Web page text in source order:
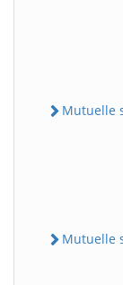
Mutuelle
Mutuelle